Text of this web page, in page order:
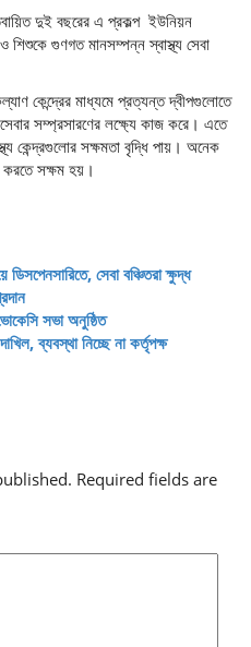
দুই বছরের এ প্রকল্প ইউনিয়ন
ও শিশুকে গুণগত মানসম্পন্ন স্বাস্থ্য সেবা
কেন্দ্রের মাধ্যমে প্রত্যন্ত দ্বীপগুলোতে
সম্প্রসারণের লক্ষ্যে কাজ করে। এতে
কেন্দ্রগুলোর সক্ষমতা বৃদ্ধি পায়। অনেক
করতে সক্ষম হয়।
সেবা বঞ্চিতরা ক্ষুদ্ধ
সভা অনুষ্ঠিত
ব্যবস্থা নিচ্ছে না কর্তৃপক্ষ
Required fields are